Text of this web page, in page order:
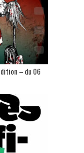
– du 06